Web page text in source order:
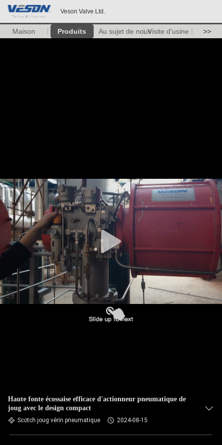
Veson Valve Ltd.
Maison Produits Au sujet de nousVisite d'usine >>
Haute fonte écossaise efficace d'actionneur pneumatique de
joug avec le design compact
Scotch joug vérin pneumatique 2024-08-15